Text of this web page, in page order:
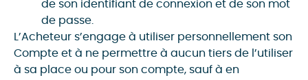
de son identifiant de connexion et de son mot
de passe.
L’Acheteur s’engage à utiliser personnellement son
Compte et à ne permettre à aucun tiers de l’utiliser
à sa place ou pour son compte, sauf à en